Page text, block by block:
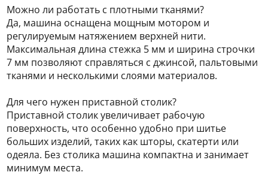
Можно ли работать с плотными тканями?
Да, машина оснащена мощным мотором и
регулируемым натяжением верхней нити.
Максимальная длина стежка 5 мм и ширина строчки
7 мм позволяют справляться с джинсой, пальтовыми
тканями и несколькими слоями материалов.
Для чего нужен приставной столик?
Приставной столик увеличивает рабочую
поверхность, что особенно удобно при шитье
больших изделий, таких как шторы, скатерти или
одеяла. Без столика машина компактна и занимает
минимум места.